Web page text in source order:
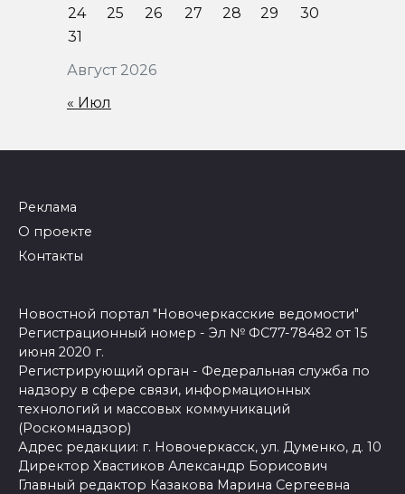
Август 2026
24
25 26 27 28 29
30
31
« Июл
Реклама
О проекте
Контакты
Новостной портал "Новочеркасские ведомости"
Регистрационный номер - Эл № ФС77-78482 от 15
июня 2020 г.
Регистрирующий орган - Федеральная служба по
надзору в сфере связи, информационных
технологий и массовых коммуникаций
(Роскомнадзор)
Адрес редакции: г. Новочеркасск, ул. Думенко, д. 10
Директор Хвастиков Александр Борисович
Главный редактор Казакова Марина Сергеевна